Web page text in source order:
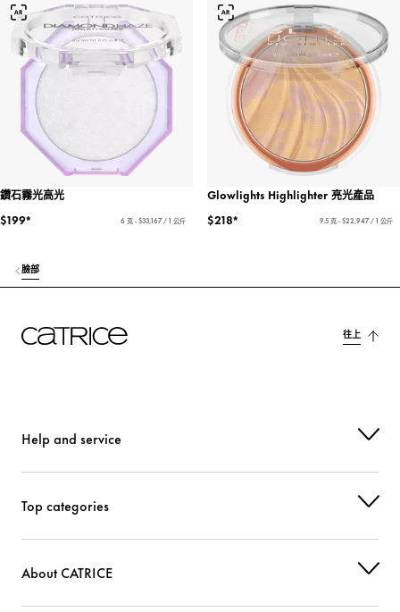
鑽石霧光高光
$199*
6 克 - $33,167 / 1 公斤
Glowlights Highlighter 亮光產品
$218*
9.5 克 - $22,947 / 1 公斤
臉部
往上
Help and service
Top categories
About CATRICE